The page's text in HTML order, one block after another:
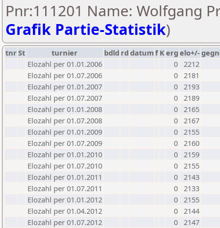
Pnr:111201 Name: Wolfgang
Grafik Partie-Statistik)
tnrSt turnier bdld rd datumf Kerg elo+/-
Elozahl per 01.01.2006
0 2212
Elozahl per 01.07.2006
0 2181
Elozahl per 01.01.2007
0 2193
Elozahl per 01.07.2007
0 2189
Elozahl per 01.01.2008
0 2165
Elozahl per 01.07.2008
0 2167
Elozahl per 01.01.2009
0 2155
Elozahl per 01.07.2009
0 2160
Elozahl per 01.01.2010
0 2159
Elozahl per 01.07.2010
0 2155
Elozahl per 01.01.2011
0 2143
Elozahl per 01.07.2011
0 2133
Elozahl per 01.01.2012
0 2155
Elozahl per 01.04.2012
0 2144
Elozahl per 01.07.2012
0 2147